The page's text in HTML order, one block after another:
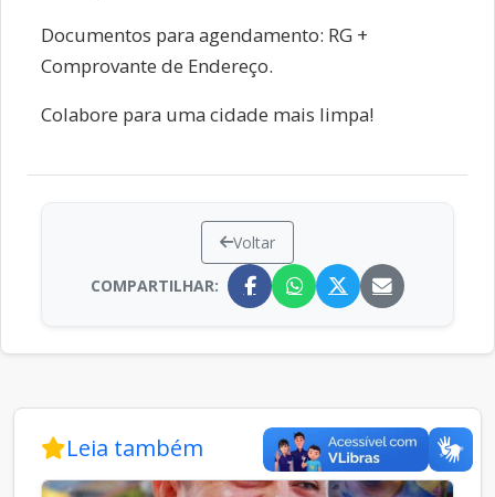
Documentos para agendamento: RG +
Comprovante de Endereço.
Colabore para uma cidade mais limpa!
Voltar
COMPARTILHAR:
Leia também